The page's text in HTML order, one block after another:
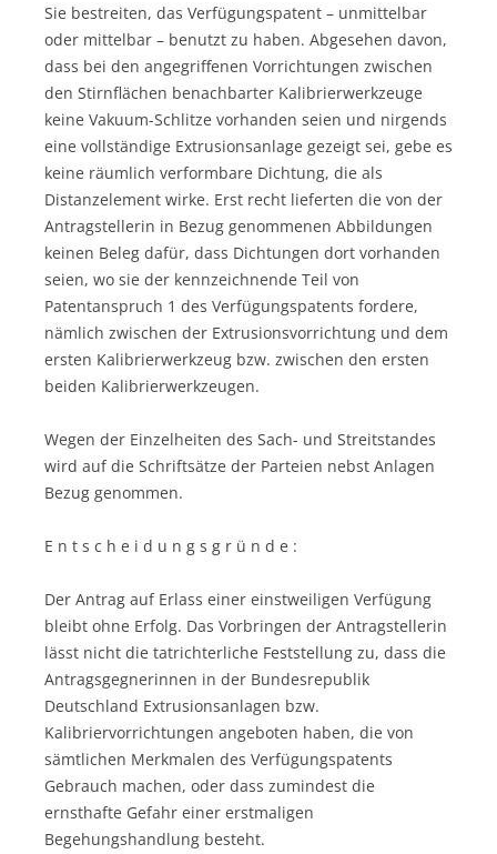
Sie bestreiten, das Verfügungspatent – unmittelbar
oder mittelbar – benutzt zu haben. Abgesehen davon,
dass bei den angegriffenen Vorrichtungen zwischen
den Stirnflächen benachbarter Kalibrierwerkzeuge
keine Vakuum-Schlitze vorhanden seien und nirgends
eine vollständige Extrusionsanlage gezeigt sei, gebe es
keine räumlich verformbare Dichtung, die als
Distanzelement wirke. Erst recht lieferten die von der
Antragstellerin in Bezug genommenen Abbildungen
keinen Beleg dafür, dass Dichtungen dort vorhanden
seien, wo sie der kennzeichnende Teil von
Patentanspruch 1 des Verfügungspatents fordere,
nämlich zwischen der Extrusionsvorrichtung und dem
ersten Kalibrierwerkzeug bzw. zwischen den ersten
beiden Kalibrierwerkzeugen.
Wegen der Einzelheiten des Sach- und Streitstandes
wird auf die Schriftsätze der Parteien nebst Anlagen
Bezug genommen.
E n t s c h e i d u n g s g r ü n d e :
Der Antrag auf Erlass einer einstweiligen Verfügung
bleibt ohne Erfolg. Das Vorbringen der Antragstellerin
lässt nicht die tatrichterliche Feststellung zu, dass die
Antragsgegnerinnen in der Bundesrepublik
Deutschland Extrusionsanlagen bzw.
Kalibriervorrichtungen angeboten haben, die von
sämtlichen Merkmalen des Verfügungspatents
Gebrauch machen, oder dass zumindest die
ernsthafte Gefahr einer erstmaligen
Begehungshandlung besteht.